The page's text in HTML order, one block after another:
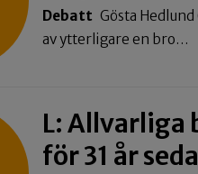
Debatt Gösta
av ytterligare en bro…
L: Allvarliga
för 31 år